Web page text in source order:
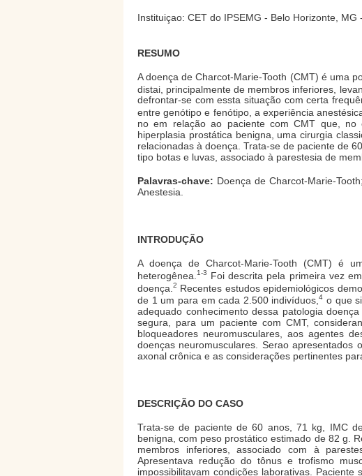
Instituiçao: CET do IPSEMG - Belo Horizonte, MG
RESUMO
A doença de Charcot-Marie-Tooth (CMT) é uma
distai, principalmente de membros inferiores,
defrontar-se com essta situação com certa
entre genótipo e fenótipo, a experiência
no em relação ao paciente com CMT que, no
hiperplasia prostática benigna, uma cirurgia
relacionadas à doença. Trata-se de paciente de
tipo botas e luvas, associado à parestesia de
Palavras-chave: Doença de Charcot-Marie-
Anestesia.
INTRODUÇÃO
A doença de Charcot-Marie-Tooth (CMT) é
heterogênea. 1-3
Foi descrita pela primeira vez
doença. 2 Recentes estudos epidemiológicos
de 1 um para em cada 2.500 indivíduos,4 o que
adequado conhecimento dessa patologia
segura, para um paciente com CMT,
bloqueadores neuromusculares, aos agentes
doenças neuromusculares. Serao
axonal crônica e as considerações pertinentes
DESCRIÇÃO DO CASO
Trata-se de paciente de 60 anos, 71 kg, IMC
benigna, com peso prostático estimado de 82 g.
membros inferiores, associado com à
Apresentava redução do tônus e trofismo
impossibilitavam condições laborativas.